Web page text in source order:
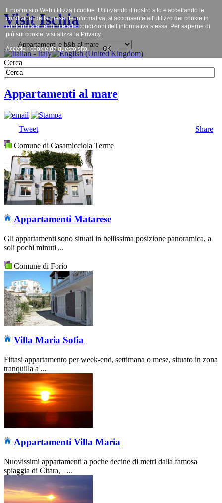
Visit Ischia
Cerca
Appartamenti al mare
Tweet
Share
Comune di Casamicciola Terme
Appartamenti Matarese
Gli appartamenti sono situati in bellissima posizione panoramica, a
soli pochi minuti ...
Comune di Forio
Villa Maria Sofia
Fittasi appartamento per week-end, settimana o mese, situato in zona
tranquilla a ...
Appartamenti Villa Maria
Nuovissimi appartamenti a poche decine di metri dalla famosa
spiaggia di Citara, ...
Il nostro sito Web utilizza i cookie. Utilizzando il nostro sito e accettando le
condizioni della presente informativa, si acconsente all'utilizzo dei cookie in
conformità ai termini e alle condizioni dell’informativa stessa. Per saperne di
più sui cookie, visualizza la Privacy.
Accetto i cookie da questo sito. OK